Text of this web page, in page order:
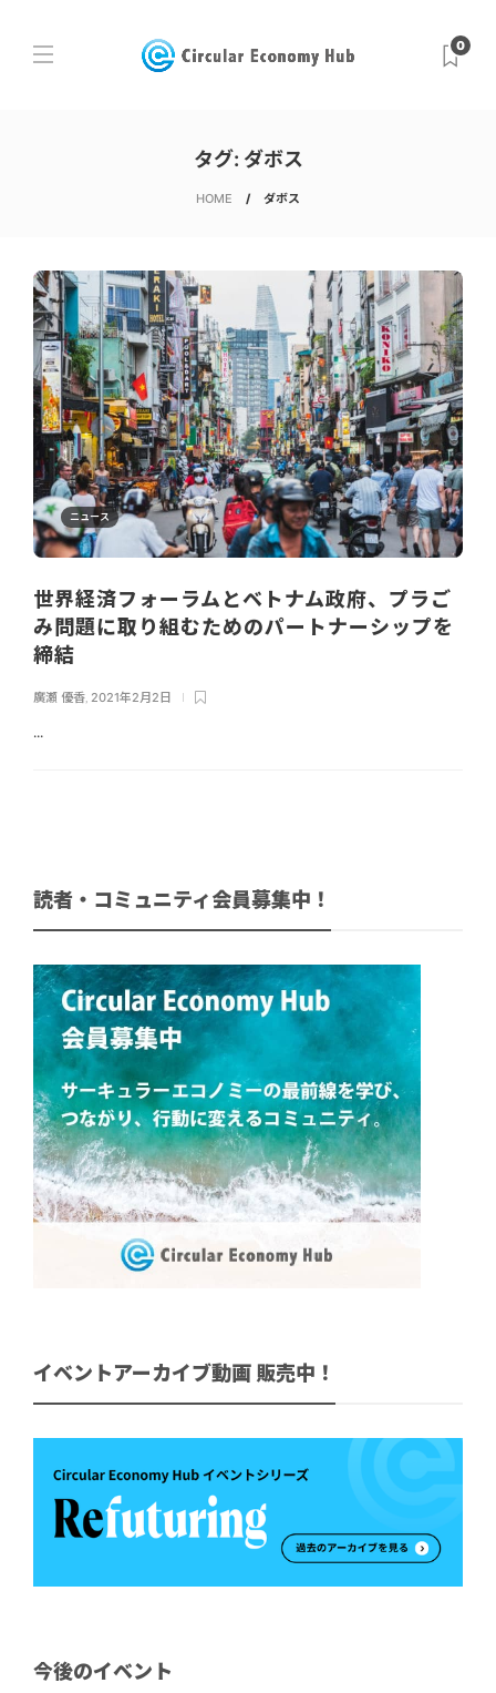
0
タグ: ダボス
HOME ダボス
ニュース
世界経済フォーラムとベトナム政府、プラご
み問題に取り組むためのパートナーシップを
締結
廣瀬 優香, 2021年2月2日
...
読者・コミュニティ会員募集中！
イベントアーカイブ動画 販売中！
今後のイベント